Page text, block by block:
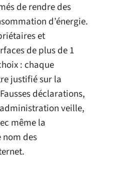
de rendre des
d’énergie.
et
de plus de 1
: chaque
justifié sur la
déclarations,
veille,
même la
nom des